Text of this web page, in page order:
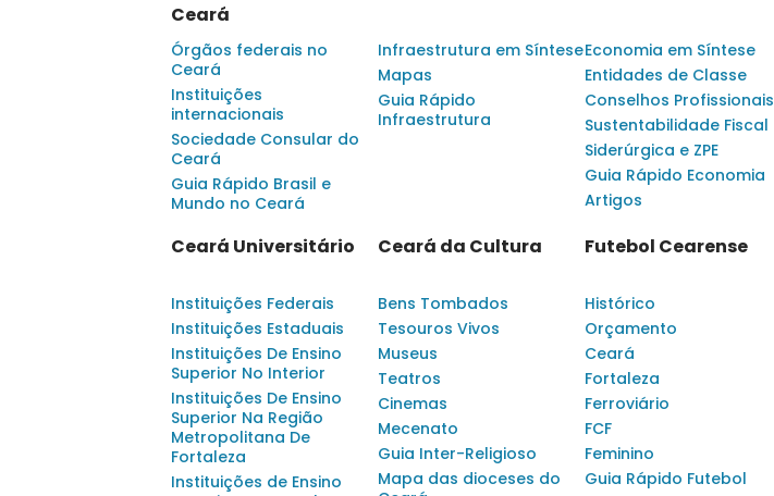
Ceará
Órgãos federais no
Ceará
Instituições
internacionais
Sociedade Consular do
Ceará
Guia Rápido Brasil e
Mundo no Ceará
Infraestrutura em Síntese
Mapas
Guia Rápido
Infraestrutura
Economia em Síntese
Entidades de Classe
Conselhos Profissionais
Sustentabilidade Fiscal
Siderúrgica e ZPE
Guia Rápido Economia
Artigos
Ceará Universitário
Instituições Federais
Instituições Estaduais
Instituições De Ensino
Superior No Interior
Instituições De Ensino
Superior Na Região
Metropolitana De
Fortaleza
Instituições de Ensino
Ceará da Cultura
Bens Tombados
Tesouros Vivos
Museus
Teatros
Cinemas
Mecenato
Guia Inter-Religioso
Mapa das dioceses do
Futebol Cearense
Histórico
Orçamento
Ceará
Fortaleza
Ferroviário
FCF
Feminino
Guia Rápido Futebol